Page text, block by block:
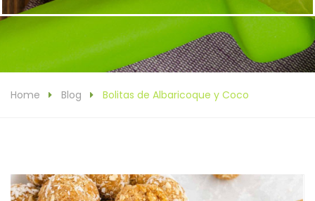
Home Blog Bolitas de Albaricoque y Coco